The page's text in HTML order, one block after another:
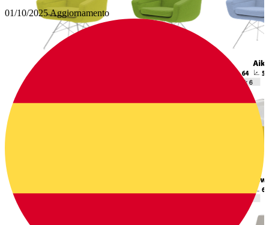
01/10/2025Aggiornamento